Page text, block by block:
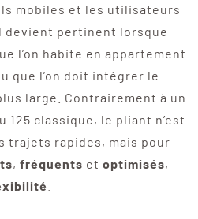
mobiles et les utilisateurs
pertinent lorsque
l’on habite en appartement
que l’on doit intégrer le
large. Contrairement à un
classique, le pliant n’est
trajets rapides, mais pour
, fréquents et optimisés,